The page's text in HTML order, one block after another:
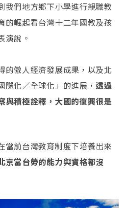
我們地方鄉下小學進行親職教
的崛起看台灣十二年國教及孩
演說。
的傲人經濟發展成果，以及北
際化／全球化」的進展，透過
與積極詮釋，大國的復興很是
當前台灣教育制度下培養出來
京當台勞的能力與資格都沒